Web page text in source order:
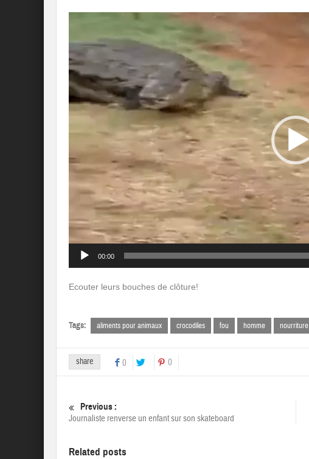
00:00
Ecouter leurs bouches de clôture!
Tags: aliments pour animaux crocodiles fou homme nourriture
share 0 0
Previous :
Journaliste renverse un enfant sur son skateboard
Related posts